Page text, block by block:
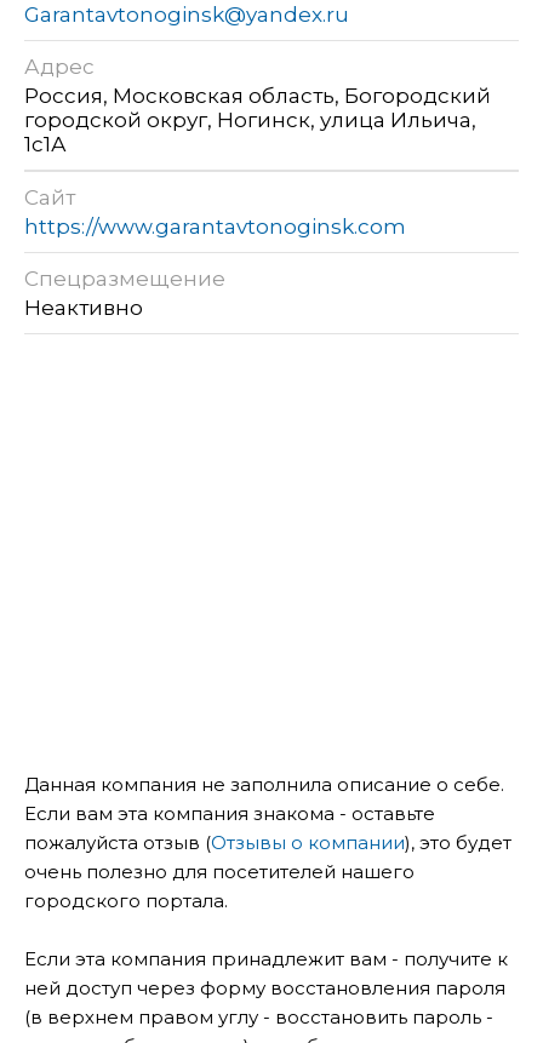
Garantavtonoginsk@yandex.ru
Адрес
Россия, Московская область, Богородский
городской округ, Ногинск, улица Ильича,
1с1А
Сайт
https://www.garantavtonoginsk.com
Спецразмещение
Неактивно
Данная компания не заполнила описание о себе.
Если вам эта компания знакома - оставьте
пожалуйста отзыв (Отзывы о компании), это будет
очень полезно для посетителей нашего
городского портала.
Если эта компания принадлежит вам - получите к
ней доступ через форму восстановления пароля
(в верхнем правом углу - восстановить пароль -